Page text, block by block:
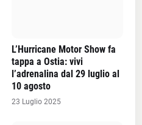
L’Hurricane Motor Show fa
tappa a Ostia: vivi
l’adrenalina dal 29 luglio al
10 agosto
23 Luglio 2025